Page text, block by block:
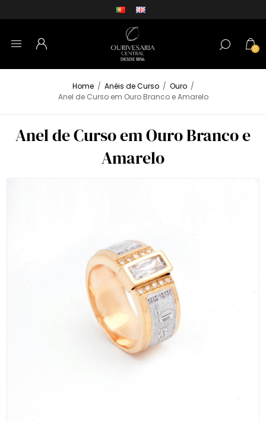
0
Home / Anéis de Curso / Ouro /
Anel de Curso em Ouro Branco e Amarelo
Anel de Curso em Ouro Branco e
Amarelo